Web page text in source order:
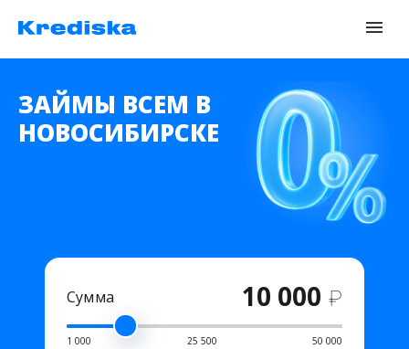
ЗАЙМЫ ВСЕМ В
НОВОСИБИРСКЕ
Сумма 10 000 ₽
1 000 25 500 50 000